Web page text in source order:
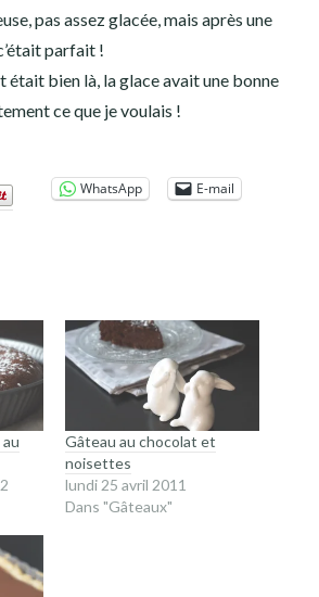
pas assez glacée, mais après une
parfait !
était bien là, la glace avait une bonne
ce que je voulais !
WhatsApp
E-mail
Gâteau au chocolat et
noisettes
lundi 25 avril 2011
Dans "Gâteaux"